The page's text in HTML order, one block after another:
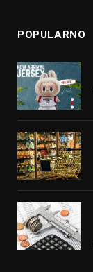
POPULARNO